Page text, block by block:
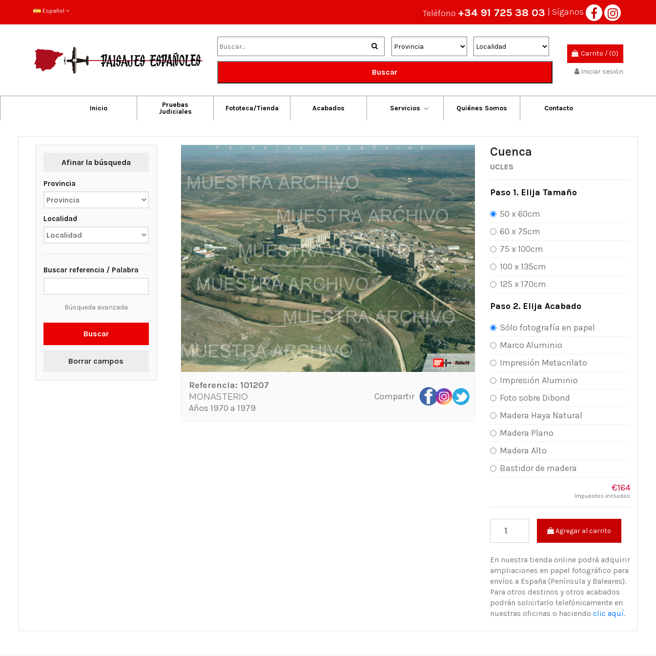
Español Teléfono +34 91 725 38 03 | Síganos
Buscar
Carrito /(0)
Iniciar sesión
Inicio
Pruebas
Judiciales
Fototeca/Tienda Acabados Servicios Quiénes Somos Contacto
Afinar la búsqueda
Provincia
Localidad
Buscar referencia / Palabra
Búsqueda avanzada
Buscar
Borrar campos
Referencia: 101207
MONASTERIO
Años 1970 a 1979
Compartir
Cuenca
UCLES
Paso 1. Elija Tamaño
50 x 60cm
60 x 75cm
75 x 100cm
100 x 135cm
125 x 170cm
Paso 2. Elija Acabado
Sólo fotografía en papel
Marco Aluminio
Impresión Metacrilato
Impresión Aluminio
Foto sobre Dibond
Madera Haya Natural
Madera Plano
Madera Alto
Bastidor de madera
€164
Impuestos incluidos
Agregar al carrito
En nuestra tienda online podrá adquirir
ampliaciones en papel fotográfico para
envíos a España (Península y Baleares).
Para otros destinos y otros acabados
podrán solicitarlo telefónicamente en
nuestras oficinas o haciendo clic aquí.